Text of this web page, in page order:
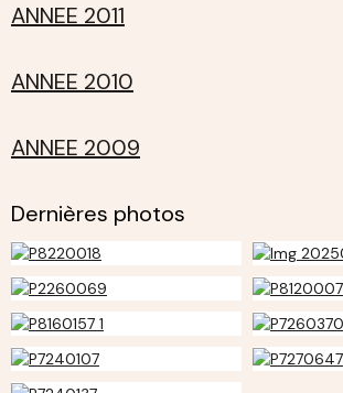
ANNEE 2011
ANNEE 2010
ANNEE 2009
Dernières photos